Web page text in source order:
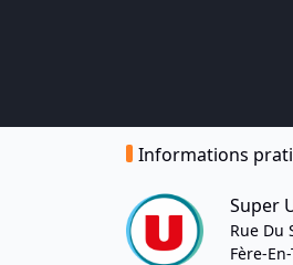
Informations
Super
Rue Du
Fère-